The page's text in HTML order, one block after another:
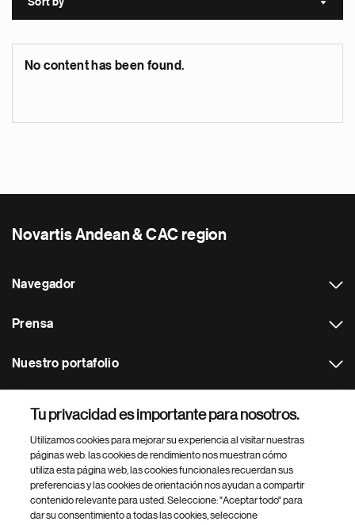
Sort by Sort
No content has been found.
Novartis Andean & CAC region
Navegador
Prensa
Nuestro portafolio
Footer Site Search
Tu privacidad es importante para nosotros.
Utilizamos cookies para mejorar su experiencia al visitar nuestras
páginas web: las cookies de rendimiento nos muestran cómo
utiliza esta página web, las cookies funcionales recuerdan sus
preferencias y las cookies de orientación nos ayudan a compartir
contenido relevante para usted. Seleccione: "Aceptar todo" para
dar su consentimiento a todas las cookies, seleccione